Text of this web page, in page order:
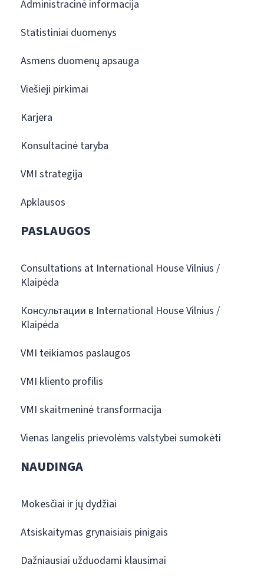
Administracinė informacija
Statistiniai duomenys
Asmens duomenų apsauga
Viešieji pirkimai
Karjera
Konsultacinė taryba
VMI strategija
Apklausos
PASLAUGOS
Consultations at International House Vilnius /
Klaipėda
Консультации в International House Vilnius /
Klaipėda
VMI teikiamos paslaugos
VMI kliento profilis
VMI skaitmeninė transformacija
Vienas langelis prievolėms valstybei sumokėti
NAUDINGA
Mokesčiai ir jų dydžiai
Atsiskaitymas grynaisiais pinigais
Dažniausiai užduodami klausimai